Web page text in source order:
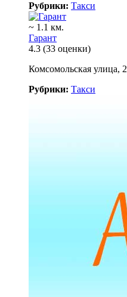
Рубрики: Такси
~ 1.1 км.
Гарант
4.3 (33 оценки)
Комсомольская улица, 2
Рубрики: Такси